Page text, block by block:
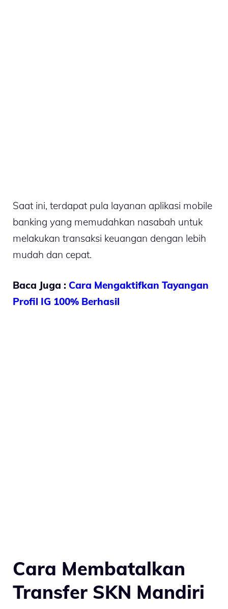
Saat ini, terdapat pula layanan aplikasi mobile
banking yang memudahkan nasabah untuk
melakukan transaksi keuangan dengan lebih
mudah dan cepat.
Baca Juga : Cara Mengaktifkan Tayangan
Profil IG 100% Berhasil
Cara Membatalkan
Transfer SKN Mandiri